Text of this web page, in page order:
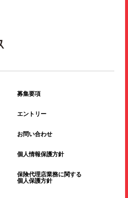
募集要項
エントリー
お問い合わせ
個人情報保護方針
保険代理店業務に関する
個人保護方針